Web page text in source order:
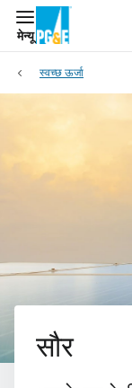
मेन्यू
स्वच्छ ऊर्जा
सौर